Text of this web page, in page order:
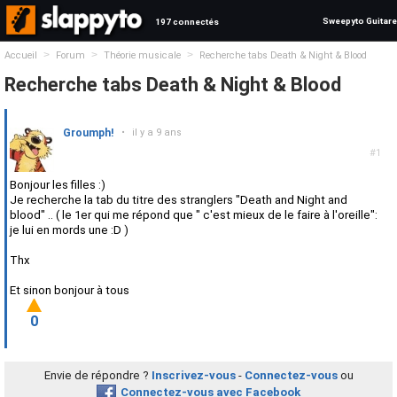
197 connectés Sweepyto Guitare
Accueil > Forum > Théorie musicale > Recherche tabs Death & Night & Blood
Recherche tabs Death & Night & Blood
#1
Groumph! • il y a 9 ans
Bonjour les filles :)
Je recherche la tab du titre des stranglers "Death and Night and
blood" .. ( le 1er qui me répond que " c'est mieux de le faire à l'oreille":
je lui en mords une :D )
Thx
Et sinon bonjour à tous
0
Envie de répondre ? Inscrivez-vous- Connectez-vousou
Connectez-vous avec Facebook